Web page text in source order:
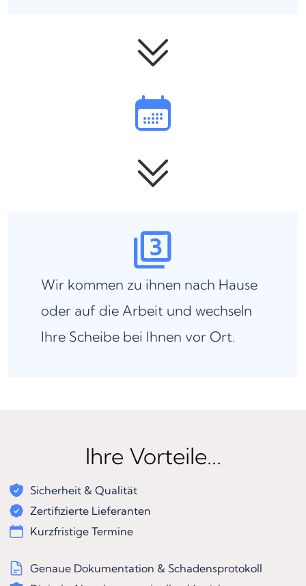
Wir kommen zu ihnen nach Hause
oder auf die Arbeit und wechseln
Ihre Scheibe bei Ihnen vor Ort.
Ihre Vorteile...
Sicherheit & Qualität
Zertifizierte Lieferanten
Kurzfristige Termine
Genaue Dokumentation & Schadensprotokoll